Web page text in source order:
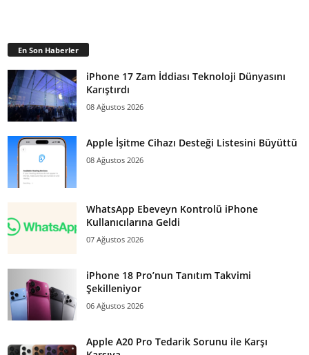
En Son Haberler
iPhone 17 Zam İddiası Teknoloji Dünyasını
Karıştırdı
08 Ağustos 2026
Apple İşitme Cihazı Desteği Listesini Büyüttü
08 Ağustos 2026
WhatsApp Ebeveyn Kontrolü iPhone
Kullanıcılarına Geldi
07 Ağustos 2026
iPhone 18 Pro’nun Tanıtım Takvimi
Şekilleniyor
06 Ağustos 2026
Apple A20 Pro Tedarik Sorunu ile Karşı